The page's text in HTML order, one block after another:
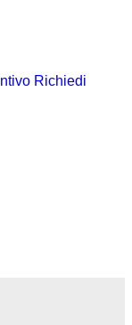
Richiedi